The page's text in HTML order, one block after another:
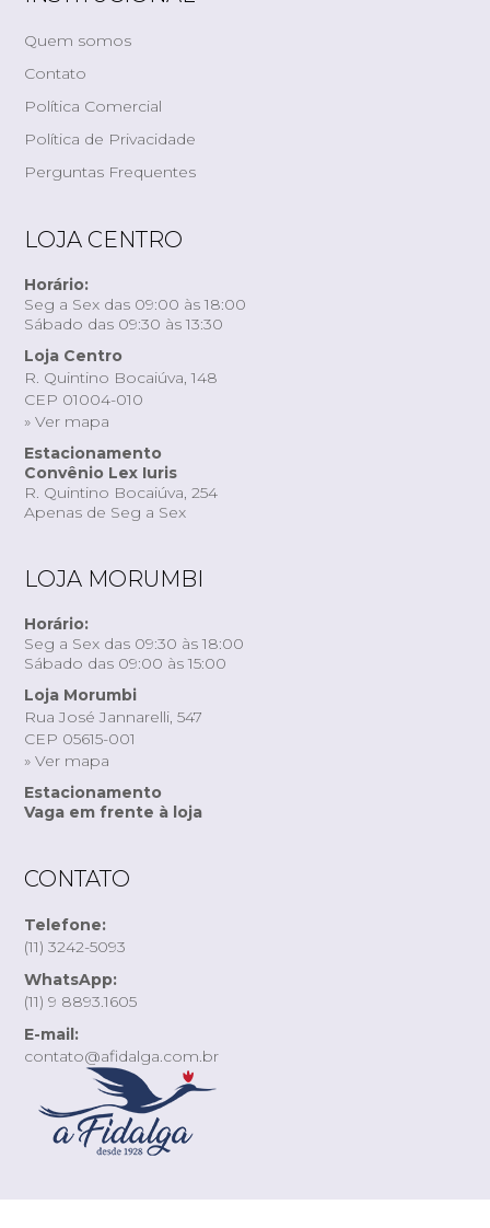
Quem somos
Contato
Política Comercial
Política de Privacidade
Perguntas Frequentes
LOJA CENTRO
Horário:
Seg a Sex das 09:00 às 18:00
Sábado das 09:30 às 13:30
Loja Centro
R. Quintino Bocaiúva, 148
CEP 01004-010
» Ver mapa
Estacionamento
Convênio Lex Iuris
R. Quintino Bocaiúva, 254
Apenas de Seg a Sex
LOJA MORUMBI
Horário:
Seg a Sex das 09:30 às 18:00
Sábado das 09:00 às 15:00
Loja Morumbi
Rua José Jannarelli, 547
CEP 05615-001
» Ver mapa
Estacionamento
Vaga em frente à loja
CONTATO
Telefone:
(11) 3242-5093
WhatsApp:
(11) 9 8893.1605
E-mail:
contato@afidalga.com.br